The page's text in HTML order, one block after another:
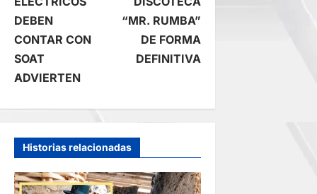
e
g
a
i
ó
DEBEN
CONTAR CON
SOAT
ADVIERTEN
“MR. RUMBA”
DE FORMA
DEFINITIVA
Historias relacionadas